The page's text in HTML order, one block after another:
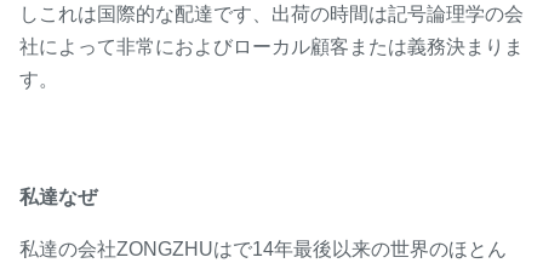
しこれは国際的な配達です、出荷の時間は記号論理学の会
社によって非常におよびローカル顧客または義務決まりま
す。
私達なぜ
私達の会社ZONGZHUはで14年最後以来の世界のほとん